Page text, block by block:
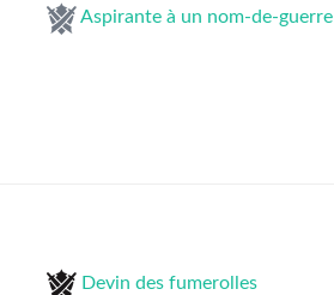
Aspirante à un nom-de-guerre
Devin des fumerolles